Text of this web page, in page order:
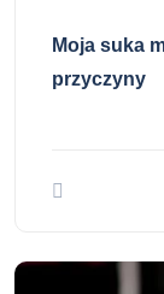
Moja suka
przyczyny